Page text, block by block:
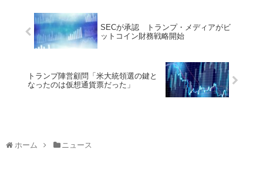
SECが承認 トランプ・メディアがビ
ットコイン財務戦略開始
トランプ陣営顧問「米大統領選の鍵と
なったのは仮想通貨票だった」
ホーム ニュース